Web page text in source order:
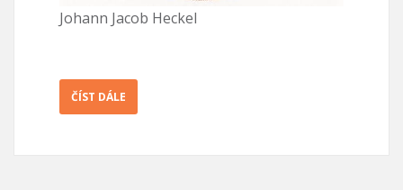
Johann Jacob Heckel
ČÍST DÁLE